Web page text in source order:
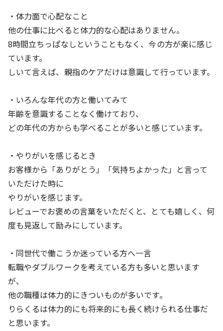
・体力面で心配なこと
他の仕事に比べると体力的な心配はありません。
8時間立ちっぱなしということもなく、今の方が楽に感じ
ています。
しいて言えば、親指のケアだけは意識して行っています。
・いろんな年代の方と働いてみて
年齢を意識することなく働けており、
どの年代の方からも学べることが多いと感じています。
・やりがいを感じるとき
お客様から「ありがとう」「気持ちよかった」と言って
いただけた時に
やりがいを感じます。
レビューでお褒めの言葉をいただくと、とても嬉しく、何
度も見返して励みにしています。
・同世代で働こうか迷っている方へ一言
転職やダブルワークを考えている方も多いと思います
が、
他の職種は体力的にきついものが多いです。
りらくるは体力的にも将来的にも長く続けられる仕事だ
と思います。